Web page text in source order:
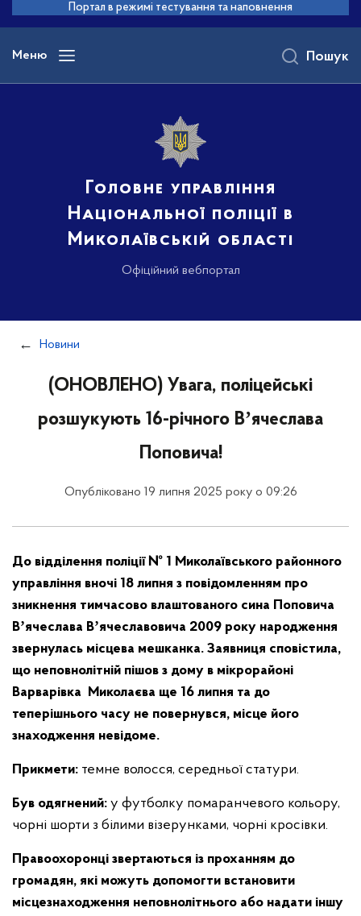
основного
вмісту
Портал в режимі тестування та наповнення
Меню
Головне управління
Національної поліції в
Миколаївській області
Офіційний вебпортал
Пошук
Новини
(ОНОВЛЕНО) Увага, поліцейські
розшукують 16-річного Вʼячеслава
Поповича!
Опубліковано 19 липня 2025 року о 09:26
До відділення поліції № 1 Миколаївського районного
управління вночі 18 липня з повідомленням про
зникнення тимчасово влаштованого сина Поповича
Вʼячеслава Вʼячеславовича 2009 року народження
звернулась місцева мешканка. Заявниця сповістила,
що неповнолітній пішов з дому в мікрорайоні
Варварівка Миколаєва ще 16 липня та до
теперішнього часу не повернувся, місце його
знаходження невідоме.
Прикмети: темне волосся, середньої статури.
Був одягнений: у футболку помаранчевого кольору,
чорні шорти з білими візерунками, чорні кросівки.
Правоохоронці звертаються із проханням до
громадян, які можуть допомогти встановити
місцезнаходження неповнолітнього або надати іншу